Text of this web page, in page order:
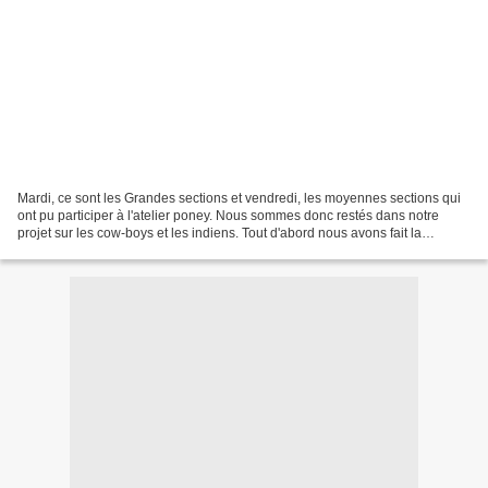
Mardi, ce sont les Grandes sections et vendredi, les moyennes sections qui
ont pu participer à l'atelier poney. Nous sommes donc restés dans notre
projet sur les cow-boys et les indiens. Tout d'abord nous avons fait la